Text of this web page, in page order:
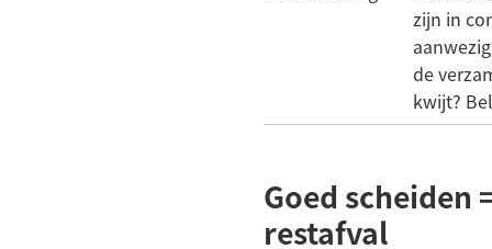
zijn in
de
kwijt?
Goed scheiden
restafval